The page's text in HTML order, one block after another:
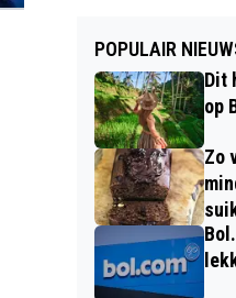
POPULAIR
Dit
op
Zo